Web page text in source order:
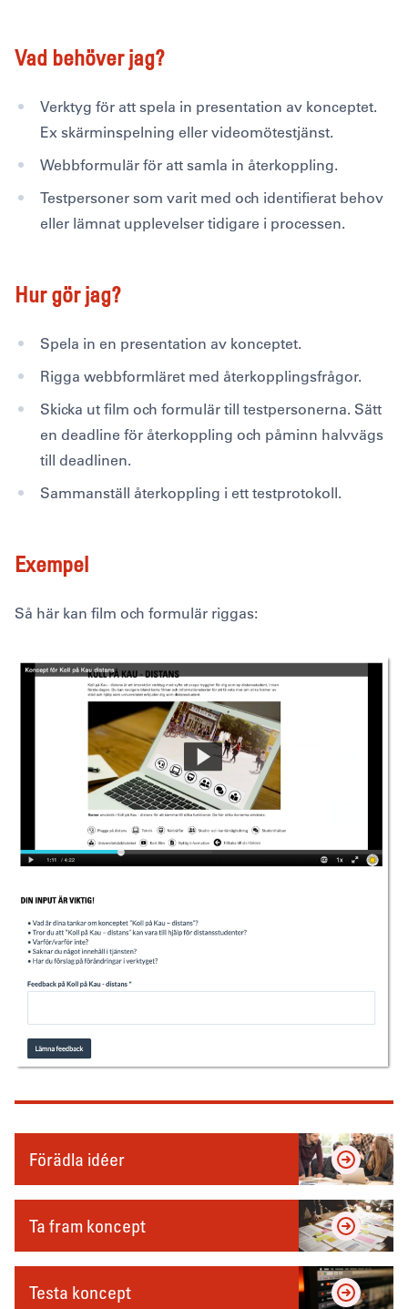
Vad behöver jag?
Verktyg för att spela in presentation av konceptet.
Ex skärminspelning eller videomötestjänst.
Webbformulär för att samla in återkoppling.
Testpersoner som varit med och identifierat behov
eller lämnat upplevelser tidigare i processen.
Hur gör jag?
Spela in en presentation av konceptet.
Rigga webbformläret med återkopplingsfrågor.
Skicka ut film och formulär till testpersonerna. Sätt
en deadline för återkoppling och påminn halvvägs
till deadlinen.
Sammanställ återkoppling i ett testprotokoll.
Exempel
Så här kan film och formulär riggas:
Förädla idéer
Ta fram koncept
Testa koncept